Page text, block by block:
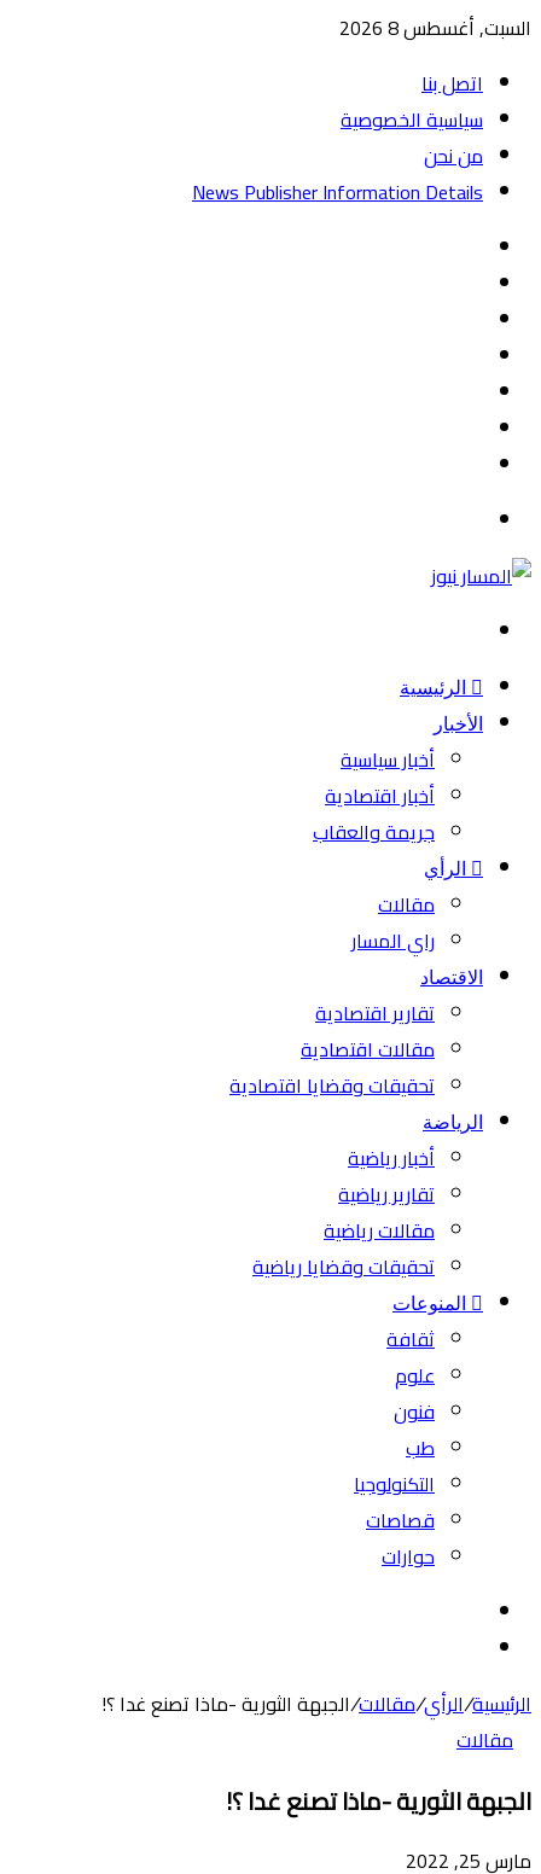
السبت, أغسطس 8 2026
اتصل بنا
سياسية الخصوصية
من نحن
News Publisher Information Details
الرئيسية
الأخبار
أخبار سياسية
أخبار اقتصادية
جريمة والعقاب
الرأي
مقالات
راي المسار
الاقتصاد
تقارير اقتصادية
مقالات اقتصادية
تحقيقات وقضايا اقتصادية
الرياضة
أخبار رياضية
تقارير رياضية
مقالات رياضية
تحقيقات وقضايا رياضية
المنوعات
ثقافة
علوم
فنون
طب
التكنولوجيا
قصاصات
حوارات
المظلم
الرئيسية/الرأي/مقالات/الجبهة الثورية -ماذا تصنع غدا ؟!
مقالات
الجبهة الثورية -ماذا تصنع غدا ؟!
مارس 25, 2022